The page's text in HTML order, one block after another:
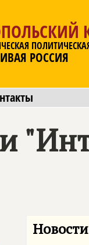
РОССИЯ
Новости